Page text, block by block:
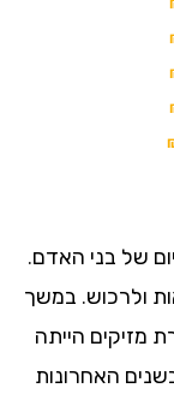
של בני האדם.
ולרכוש. במשך
מזיקים הייתה
האחרונות